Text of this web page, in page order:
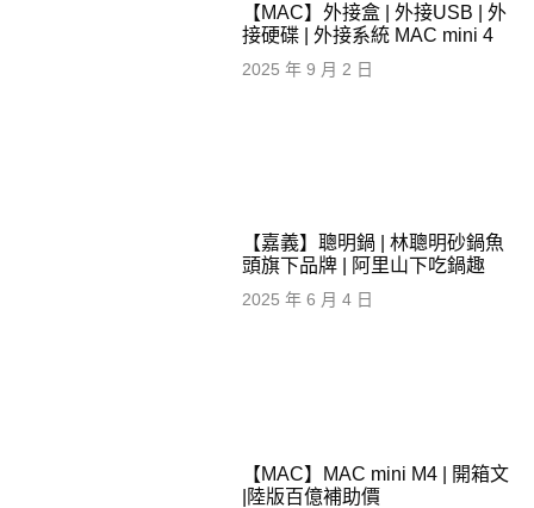
【MAC】外接盒 | 外接USB | 外
接硬碟 | 外接系統 MAC mini 4
2025 年 9 月 2 日
【嘉義】聰明鍋 | 林聰明砂鍋魚
頭旗下品牌 | 阿里山下吃鍋趣
2025 年 6 月 4 日
【MAC】MAC mini M4 | 開箱文
|陸版百億補助價